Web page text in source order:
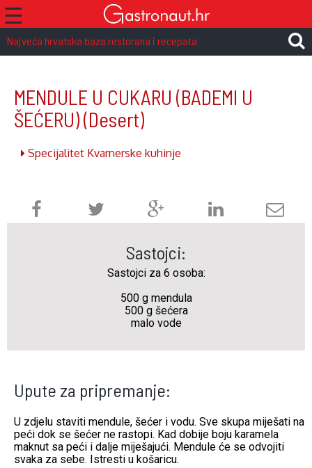
☰
Najveća hrvatska baza restorana i recepata
MENDULE U CUKARU (BADEMI U
ŠEĆERU)(Desert)
Specijalitet Kvarnerske kuhinje
Sastojci:
Sastojci za 6 osoba:
500 g mendula
500 g šećera
malo vode
Upute za pripremanje:
U zdjelu staviti mendule, šećer i vodu. Sve skupa miješati na
peći dok se šećer ne rastopi. Kad dobije boju karamela
maknut sa peći i dalje miješajući. Mendule će se odvojiti
svaka za sebe. Istresti u košaricu.